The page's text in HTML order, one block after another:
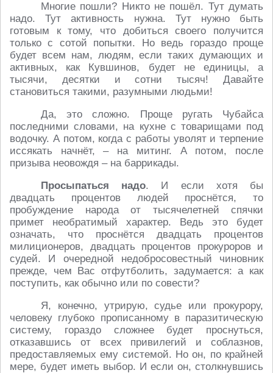
Многие пошли? Никто не пошёл. Тут думать
надо. Тут активность нужна. Тут нужно быть
готовым к тому, что добиться своего получится
только с сотой попытки. Но ведь гораздо проще
будет всем нам, людям, если таких думающих и
активных, как Кувшинов, будет не единицы, а
тысячи, десятки и сотни тысяч! Давайте
становиться такими, разумными людьми!
Да, это сложно. Проще ругать Чубайса
последними словами, на кухне с товарищами под
водочку. А потом, когда с работы уволят и терпение
иссякать начнёт, – на митинг. А потом, после
призыва неовождя – на баррикады.
Просыпаться надо. И если хотя бы
двадцать процентов людей проснётся, то
пробуждение народа от тысячелетней спячки
примет необратимый характер. Ведь это будет
означать, что проснётся двадцать процентов
милиционеров, двадцать процентов прокуроров и
судей. И очередной недобросовестный чиновник
прежде, чем Вас отфутболить, задумается: а как
поступить, как обычно или по совести?
Я, конечно, утрирую, судье или прокурору,
человеку глубоко прописанному в паразитическую
систему, гораздо сложнее будет проснуться,
отказавшись от всех привилегий и соблазнов,
предоставляемых ему системой. Но он, по крайней
мере, будет иметь выбор. И если он, столкнувшись